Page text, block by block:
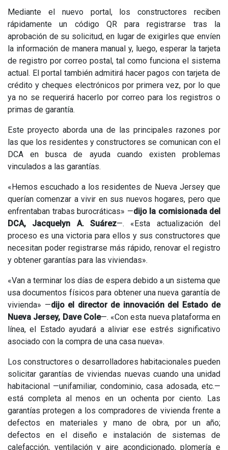
Mediante el nuevo portal, los constructores reciben
rápidamente un código QR para registrarse tras la
aprobación de su solicitud, en lugar de exigirles que envíen
la información de manera manual y, luego, esperar la tarjeta
de registro por correo postal, tal como funciona el sistema
actual. El portal también admitirá hacer pagos con tarjeta de
crédito y cheques electrónicos por primera vez, por lo que
ya no se requerirá hacerlo por correo para los registros o
primas de garantía.
Este proyecto aborda una de las principales razones por
las que los residentes y constructores se comunican con el
DCA en busca de ayuda cuando existen problemas
vinculados a las garantías.
«Hemos escuchado a los residentes de Nueva Jersey que
querían comenzar a vivir en sus nuevos hogares, pero que
enfrentaban trabas burocráticas» —dijo la comisionada del
DCA, Jacquelyn A. Suárez—. «Esta actualización del
proceso es una victoria para ellos y sus constructores que
necesitan poder registrarse más rápido, renovar el registro
y obtener garantías para las viviendas».
«Van a terminar los días de espera debido a un sistema que
usa documentos físicos para obtener una nueva garantía de
vivienda» —dijo el director de innovación del Estado de
Nueva Jersey, Dave Cole—. «Con esta nueva plataforma en
línea, el Estado ayudará a aliviar ese estrés significativo
asociado con la compra de una casa nueva».
Los constructores o desarrolladores habitacionales pueden
solicitar garantías de viviendas nuevas cuando una unidad
habitacional —unifamiliar, condominio, casa adosada, etc.—
está completa al menos en un ochenta por ciento. Las
garantías protegen a los compradores de vivienda frente a
defectos en materiales y mano de obra, por un año;
defectos en el diseño e instalación de sistemas de
calefacción, ventilación y aire acondicionado, plomería e